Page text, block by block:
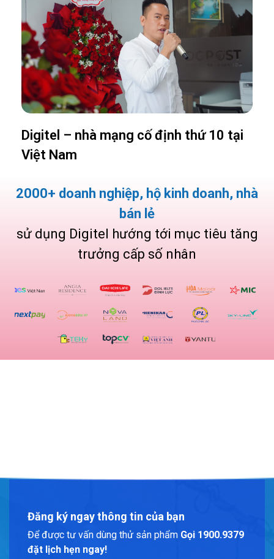
Digitel – nhà mạng cố định thứ 10 tại
Việt Nam
2000+ doanh nghiệp, hộ kinh doanh, nhà
bán lẻ
sử dụng Digitel hướng tới mục tiêu tăng
trưởng cấp số nhân
Đăng ký ngay thông tin của bạn
Để được tư vấn dùng thử sản phẩm Gọi 1900.9379
đặt lịch hẹn ngay!